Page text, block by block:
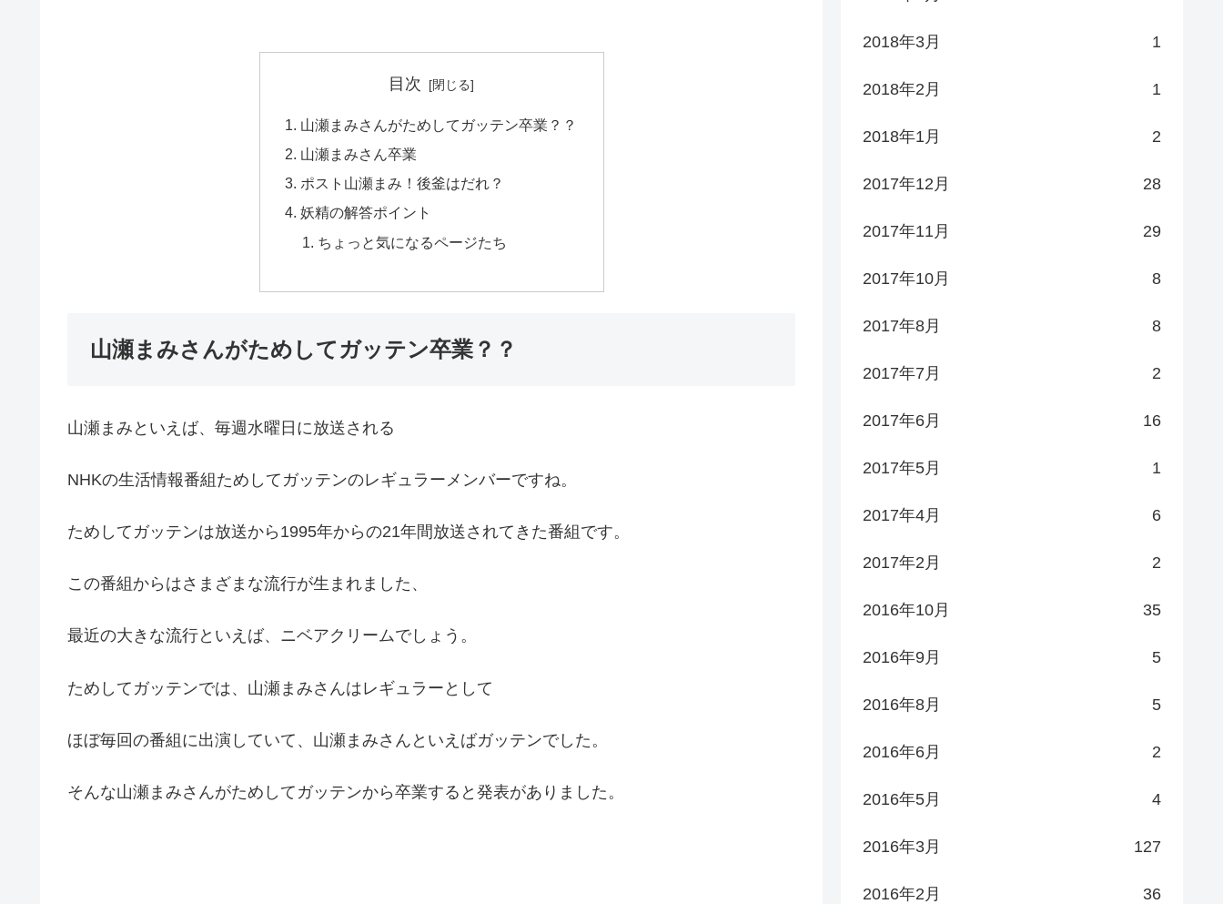
目次
山瀬まみさんがためしてガッテン卒業？？
山瀬まみさん卒業
ポスト山瀬まみ！後釜はだれ？
妖精の解答ポイント
ちょっと気になるページたち
山瀬まみさんがためしてガッテン卒業？？
山瀬まみといえば、毎週水曜日に放送される
NHKの生活情報番組ためしてガッテンのレギュラーメンバーですね。
ためしてガッテンは放送から1995年からの21年間放送されてきた番組です。
この番組からはさまざまな流行が生まれました、
最近の大きな流行といえば、ニベアクリームでしょう。
ためしてガッテンでは、山瀬まみさんはレギュラーとして
ほぼ毎回の番組に出演していて、山瀬まみさんといえばガッテンでした。
そんな山瀬まみさんがためしてガッテンから卒業すると発表がありました。
2018年3月 1
2018年2月 1
2018年1月 2
2017年12月 28
2017年11月 29
2017年10月 8
2017年8月 8
2017年7月 2
2017年6月 16
2017年5月 1
2017年4月 6
2017年2月 2
2016年10月 35
2016年9月 5
2016年8月 5
2016年6月 2
2016年5月 4
2016年3月 127
2016年2月 36